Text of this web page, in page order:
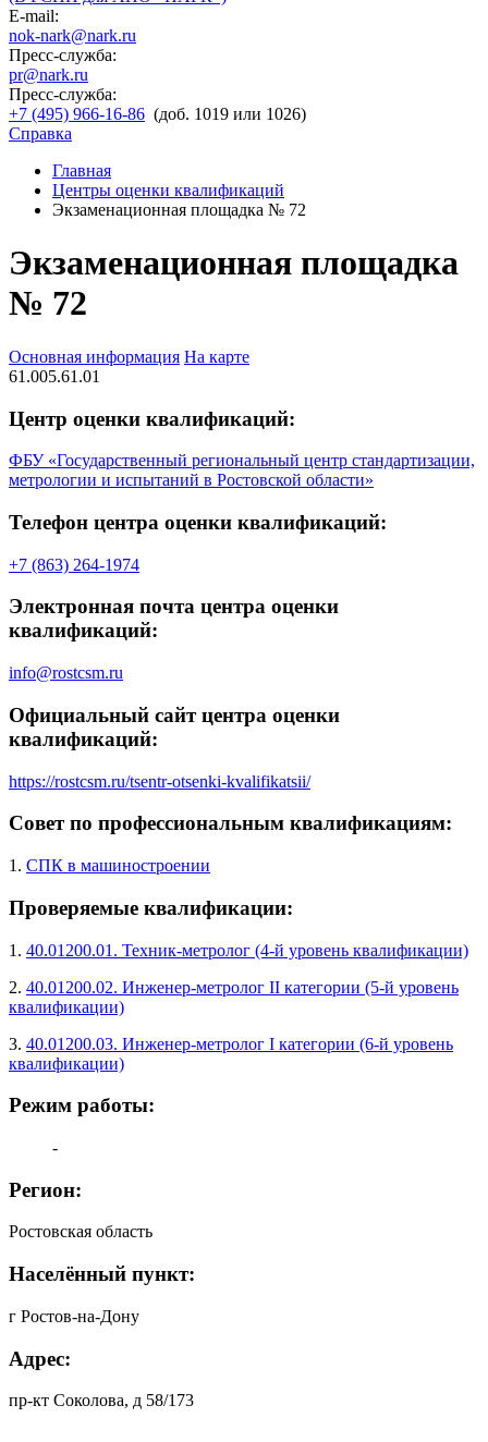
E-mail:
nok-nark@nark.ru
Пресс-служба:
pr@nark.ru
Пресс-служба:
+7 (495) 966-16-86 (доб. 1019 или 1026)
Справка
Главная
Центры оценки квалификаций
Экзаменационная площадка № 72
Экзаменационная площадка
№ 72
Основная информация На карте
61.005.61.01
Центр оценки квалификаций:
ФБУ «Государственный региональный центр стандартизации,
метрологии и испытаний в Ростовской области»
Телефон центра оценки квалификаций:
+7 (863) 264-1974
Электронная почта центра оценки
квалификаций:
info@rostcsm.ru
Официальный сайт центра оценки
квалификаций:
https://rostcsm.ru/tsentr-otsenki-kvalifikatsii/
Совет по профессиональным квалификациям:
1. СПК в машиностроении
Проверяемые квалификации:
1. 40.01200.01. Техник-метролог (4-й уровень квалификации)
2. 40.01200.02. Инженер-метролог II категории (5-й уровень
квалификации)
3. 40.01200.03. Инженер-метролог I категории (6-й уровень
квалификации)
Режим работы:
-
Регион:
Ростовская область
Населённый пункт:
г Ростов-на-Дону
Адрес:
пр-кт Соколова, д 58/173